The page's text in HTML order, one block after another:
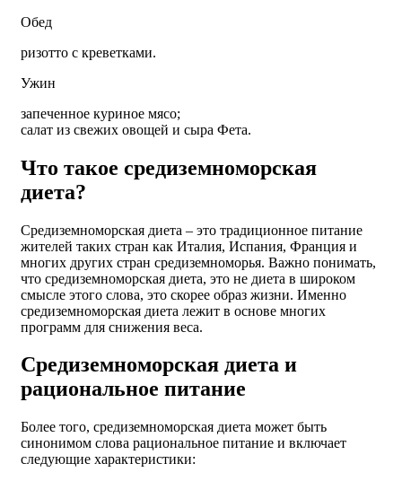
Обед
ризотто с креветками.
Ужин
запеченное куриное мясо;
салат из свежих овощей и сыра Фета.
Что такое средиземноморская
диета?
Средиземноморская диета – это традиционное питание
жителей таких стран как Италия, Испания, Франция и
многих других стран средиземноморья. Важно понимать,
что средиземноморская диета, это не диета в широком
смысле этого слова, это скорее образ жизни. Именно
средиземноморская диета лежит в основе многих
программ для снижения веса.
Средиземноморская диета и
рациональное питание
Более того, средиземноморская диета может быть
синонимом слова рациональное питание и включает
следующие характеристики: